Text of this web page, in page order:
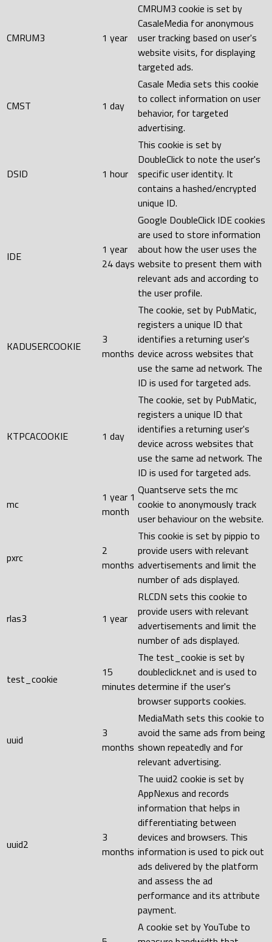
CMRUM3 1 year
CMRUM3 cookie is set by
CasaleMedia for anonymous
user tracking based on user's
website visits, for displaying
targeted ads.
CMST 1 day
Casale Media sets this cookie
to collect information on user
behavior, for targeted
advertising.
DSID 1 hour
This cookie is set by
DoubleClick to note the user's
specific user identity. It
contains a hashed/encrypted
unique ID.
IDE
1 year
24 days
Google DoubleClick IDE cookies
are used to store information
about how the user uses the
website to present them with
relevant ads and according to
the user profile.
KADUSERCOOKIE
3
months
The cookie, set by PubMatic,
registers a unique ID that
identifies a returning user's
device across websites that
use the same ad network. The
ID is used for targeted ads.
KTPCACOOKIE 1 day
The cookie, set by PubMatic,
registers a unique ID that
identifies a returning user's
device across websites that
use the same ad network. The
ID is used for targeted ads.
mc
1 year 1
month
Quantserve sets the mc
cookie to anonymously track
user behaviour on the website.
pxrc
2
months
This cookie is set by pippio to
provide users with relevant
advertisements and limit the
number of ads displayed.
rlas3 1 year
RLCDN sets this cookie to
provide users with relevant
advertisements and limit the
number of ads displayed.
test_cookie
15
minutes
The test_cookie is set by
doubleclick.net and is used to
determine if the user's
browser supports cookies.
uuid
3
months
MediaMath sets this cookie to
avoid the same ads from being
shown repeatedly and for
relevant advertising.
uuid2
3
months
The uuid2 cookie is set by
AppNexus and records
information that helps in
differentiating between
devices and browsers. This
information is used to pick out
ads delivered by the platform
and assess the ad
performance and its attribute
payment.
A cookie set by YouTube to